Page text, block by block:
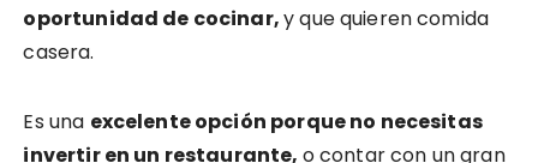
oportunidad de cocinar,y que quieren comida
casera.
Es una excelente opción porque no necesitas
invertir en un restaurante, o contar con un gran